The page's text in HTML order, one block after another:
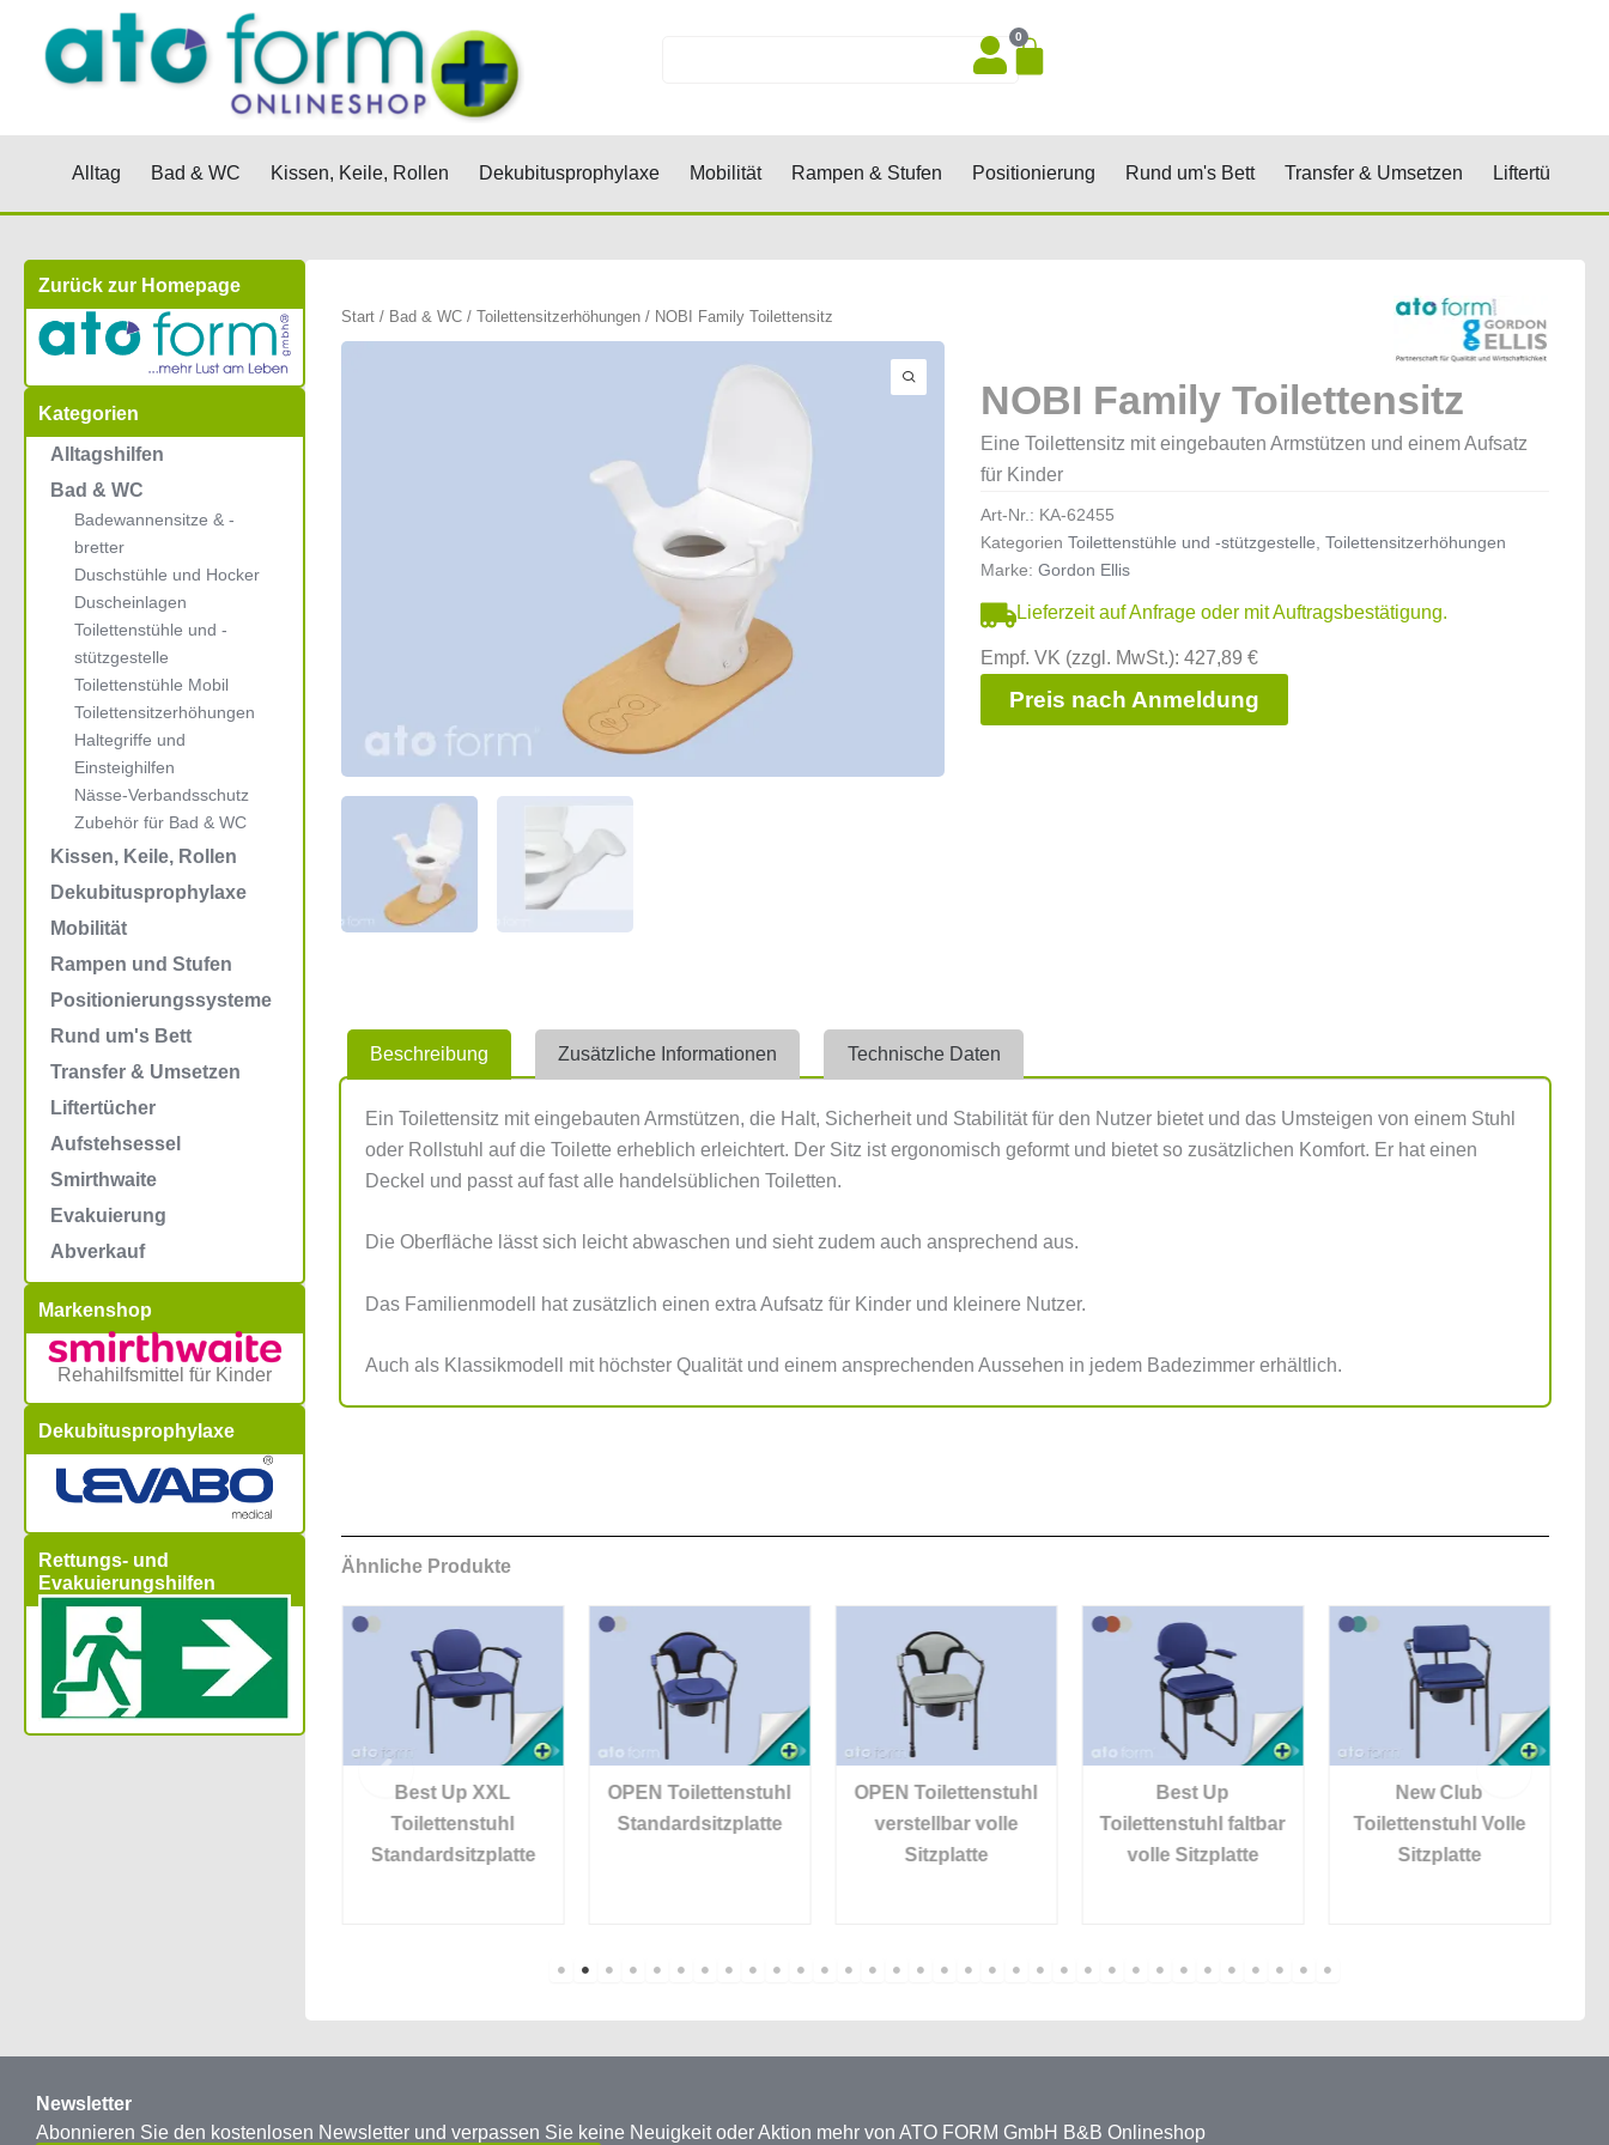
springen
0
Warenkorb
Alltag Öffne Alltag
Bad & WC Öffne Bad & WC
Kissen, Keile, Rollen Öffne Kissen, Keile, Rollen
Dekubitusprophylaxe Öffne Dekubitusprophylaxe
Mobilität Öffne Mobilität
Rampen & Stufen Öffne Rampen & Stufen
Positionierung Öffne Positionierung
Rund um's Bett Öffne Rund um's Bett
Transfer & Umsetzen Öffne Transfer
Liftertücher
Zurück zur Homepage
Kategorien
Alltagshilfen
Bad & WC
Badewannensitze & -
bretter
Duschstühle und Hocker
Duscheinlagen
Toilettenstühle und -
stützgestelle
Toilettenstühle Mobil
Toilettensitzerhöhungen
Haltegriffe und
Einsteighilfen
Nässe-Verbandsschutz
Zubehör für Bad & WC
Kissen, Keile, Rollen
Dekubitusprophylaxe
Mobilität
Rampen und Stufen
Positionierungssysteme
Rund um's Bett
Transfer & Umsetzen
Liftertücher
Aufstehsessel
Smirthwaite
Evakuierung
Abverkauf
Markenshop
Rehahilfsmittel für Kinder
Dekubitusprophylaxe
Rettungs- und
Evakuierungshilfen
Start/ Bad & WC/ Toilettensitzerhöhungen/ NOBI Family Toilettensitz
NOBI Family Toilettensitz
Eine Toilettensitz mit eingebauten Armstützen und einem Aufsatz
für Kinder
Art-Nr.: KA-62455
Kategorien Toilettenstühle und -stützgestelle ,Toilettensitzerhöhungen
Marke:Gordon Ellis
Lieferzeit auf Anfrage oder mit Auftragsbestätigung.
Empf. VK (zzgl. MwSt.): 427,89 €
Preis nach Anmeldung
Beschreibung Zusätzliche Informationen Technische Daten
Ein Toilettensitz mit eingebauten Armstützen, die Halt, Sicherheit und Stabilität für den Nutzer bietet und das Umsteigen von einem Stuhl
oder Rollstuhl auf die Toilette erheblich erleichtert. Der Sitz ist ergonomisch geformt und bietet so zusätzlichen Komfort. Er hat einen
Deckel und passt auf fast alle handelsüblichen Toiletten.
Die Oberfläche lässt sich leicht abwaschen und sieht zudem auch ansprechend aus.
Das Familienmodell hat zusätzlich einen extra Aufsatz für Kinder und kleinere Nutzer.
Auch als Klassikmodell mit höchster Qualität und einem ansprechenden Aussehen in jedem Badezimmer erhältlich.
Ähnliche Produkte
Best Up XXL
Toilettenstuhl
Standardsitzplatte
OPEN Toilettenstuhl
Standardsitzplatte
OPEN Toilettenstuhl
verstellbar volle
Sitzplatte
Best Up
Toilettenstuhl faltbar
volle Sitzplatte
New Club
Toilettenstuhl Volle
Sitzplatte
Newsletter
Abonnieren Sie den kostenlosen Newsletter und verpassen Sie keine Neuigkeit oder Aktion mehr von ATO FORM GmbH B&B Onlineshop